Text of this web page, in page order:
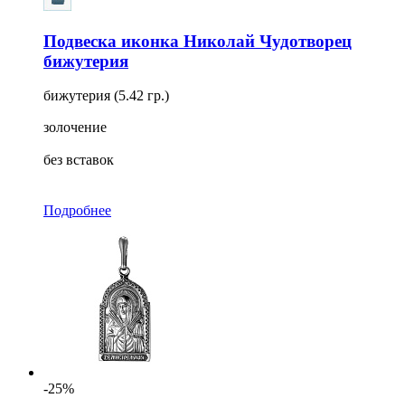
Подвеска иконка Николай Чудотворец
бижутерия
бижутерия (5.42 гр.)
золочение
без вставок
Подробнее
-25%